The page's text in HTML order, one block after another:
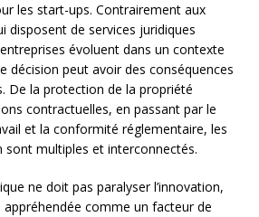
les start-ups. Contrairement aux
disposent de services juridiques
évoluent dans un contexte
décision peut avoir des conséquences
De la protection de la propriété
contractuelles, en passant par le
et la conformité réglementaire, les
sont multiples et interconnectés.
ne doit pas paralyser l’innovation,
comme un facteur de